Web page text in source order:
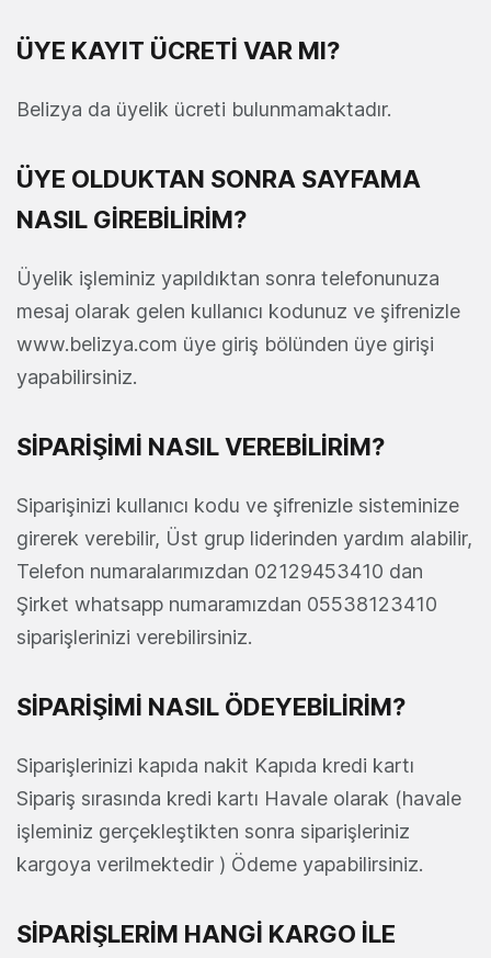
ÜYE KAYIT ÜCRETİ VAR MI?
Belizya da üyelik ücreti bulunmamaktadır.
ÜYE OLDUKTAN SONRA SAYFAMA
NASIL GİREBİLİRİM?
Üyelik işleminiz yapıldıktan sonra telefonunuza
mesaj olarak gelen kullanıcı kodunuz ve şifrenizle
www.belizya.com üye giriş bölünden üye girişi
yapabilirsiniz.
SİPARİŞİMİ NASIL VEREBİLİRİM?
Siparişinizi kullanıcı kodu ve şifrenizle sisteminize
girerek verebilir, Üst grup liderinden yardım alabilir,
Telefon numaralarımızdan 02129453410 dan
Şirket whatsapp numaramızdan 05538123410
siparişlerinizi verebilirsiniz.
SİPARİŞİMİ NASIL ÖDEYEBİLİRİM?
Siparişlerinizi kapıda nakit Kapıda kredi kartı
Sipariş sırasında kredi kartı Havale olarak (havale
işleminiz gerçekleştikten sonra siparişleriniz
kargoya verilmektedir ) Ödeme yapabilirsiniz.
SİPARİŞLERİM HANGİ KARGO İLE